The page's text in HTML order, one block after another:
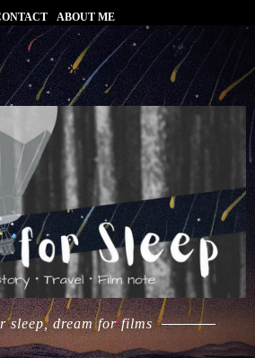
ABOUT ME
sleep, dream for films